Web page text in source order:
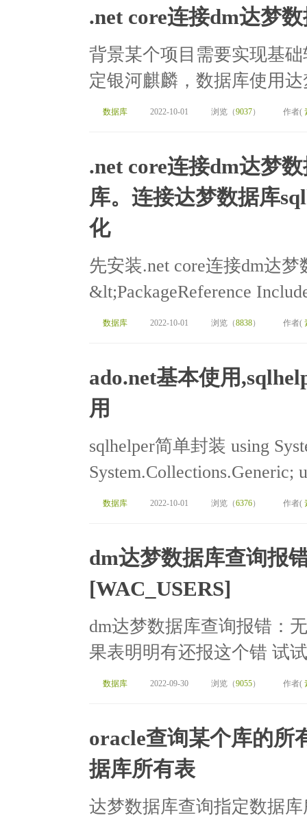
.net core连接dm达梦
背景某个项目需要实现基
定银河麒麟，数据库使用
数据库 2022-10-01 浏览（9037） 作者(
.net core连接dm达梦
库。连接达梦数据库
化
先安装.net core连接dm达
&lt;PackageReference
数据库 2022-10-01 浏览（8838） 作者(
ado.net基本使用
用
sqlhelper简单封装 using
System.Collections.Generic;
数据库 2022-10-01 浏览（6376） 作者(
dm达梦数据库查询报
[WAC_USERS]
dm达梦数据库查询报错：
果表明明有还报这个错 试
数据库 2022-09-30 浏览（9055） 作者(
oracle查询某个库的所
据库所有表
达梦数据库查询指定数据库